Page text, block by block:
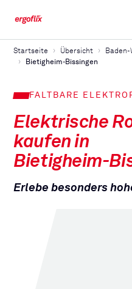
Startseite Übersicht
Bietigheim-Bissingen
FALTBARE
Elektrische
kaufen in
Bietigheim-
Erlebe besonders